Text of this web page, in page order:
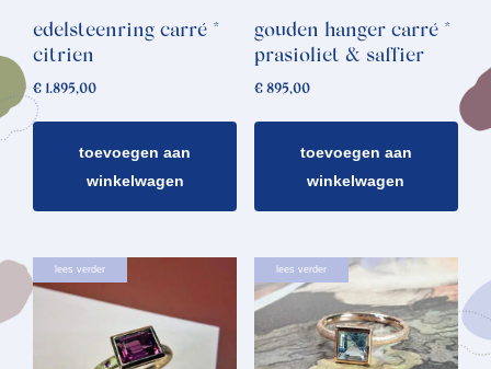
edelsteenring carré *
citrien
€ 1.895,00
toevoegen aan
winkelwagen
gouden hanger carré *
prasioliet & saffier
€895,00
toevoegen aan
winkelwagen
lees verder lees verder